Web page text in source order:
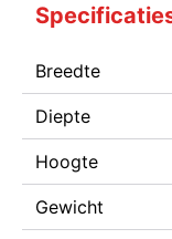
Breedte
Diepte
Hoogte
Gewicht